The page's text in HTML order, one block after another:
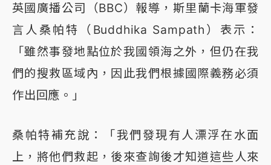
英國廣播公司（BBC）報導，斯里蘭卡海軍發
言人桑帕特（Buddhika Sampath）表示：
「雖然事發地點位於我國領海之外，但仍在我
們的搜救區域內，因此我們根據國際義務必須
作出回應。」
桑帕特補充說：「我們發現有人漂浮在水面
上，將他們救起，後來查詢後才知道這些人來